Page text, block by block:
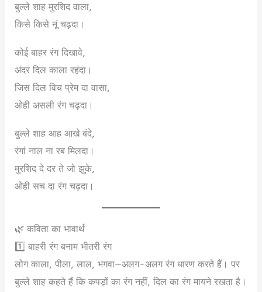
बुल्ले शाह मुरशिद वाला,
किसे किसे नूं चढ़दा।
कोई बाहर रंग दिखावे,
अंदर दिल काला रहंदा।
जिस दिल विच प्रेम दा वासा,
ओही असली रंग चढ़दा।
बुल्ले शाह आह आखे बंदे,
रंगां नाल ना रब मिलदा।
मुरशिद दे दर ते जो झुके,
ओही सच दा रंग चढ़दा।
🌿 कविता का भावार्थ
1️⃣ बाहरी रंग बनाम भीतरी रंग
लोग काला, पीला, लाल, भगवा—अलग-अलग रंग धारण करते हैं। पर
बुल्ले शाह कहते हैं कि कपड़ों का रंग नहीं, दिल का रंग मायने रखता है।